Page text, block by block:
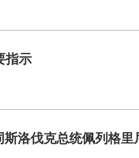
指示
斯洛伐克总统佩列格里